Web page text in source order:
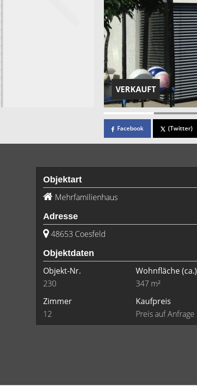
VERKAUFT
Facebook (Twitter)
Objektart
Mehrfamilienhaus
Adresse
48653 Coesfeld
Objektdaten
Objekt-Nr.
230
Wohnfläche(ca.)
347 m²
Zimmer
12
Kaufpreis
Preis auf Anfrage